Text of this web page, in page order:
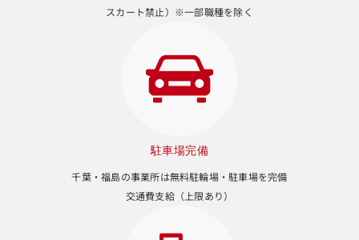
スカート禁止）※一部職種を除く
駐車場完備
千葉・福島の事業所は無料駐輪場・駐車場を完備
交通費支給（上限あり）